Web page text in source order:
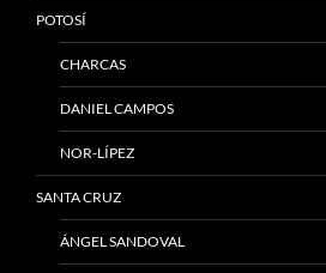
POTOSÍ
CHARCAS
DANIEL CAMPOS
NOR-LÍPEZ
SANTA CRUZ
ÁNGEL SANDOVAL